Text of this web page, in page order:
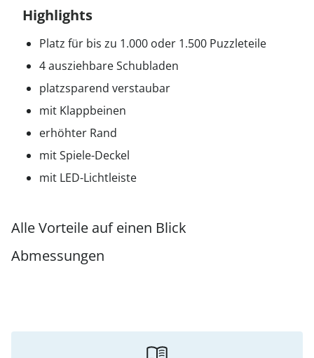
Highlights
Platz für bis zu 1.000 oder 1.500 Puzzleteile
4 ausziehbare Schubladen
platzsparend verstaubar
mit Klappbeinen
erhöhter Rand
mit Spiele-Deckel
mit LED-Lichtleiste
Alle Vorteile auf einen Blick
Abmessungen